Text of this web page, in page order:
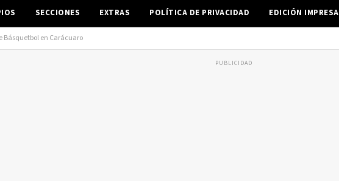
SECCIONES EXTRAS POLÍTICA DE PRIVACIDAD EDICIÓN IMPRESA
Básquetbol en Carácuaro
PUBLICIDAD